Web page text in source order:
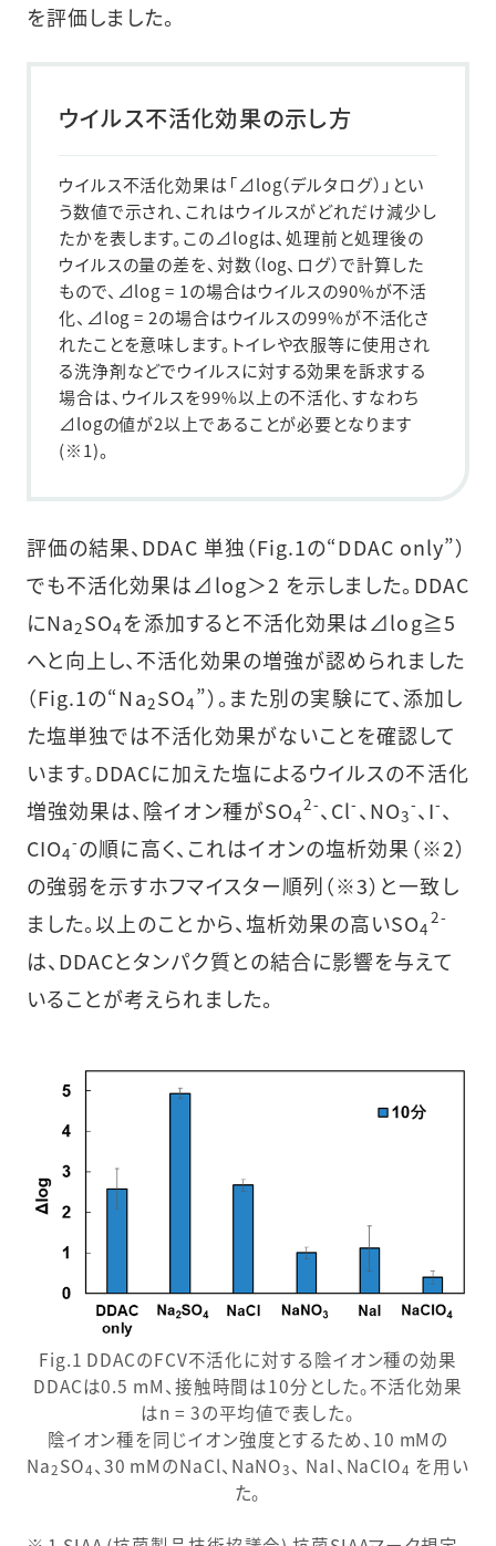
を評価しました。
ウイルス不活化効果の示し方
ウイルス不活化効果は「⊿log（デルタログ）」とい
う数値で示され、これはウイルスがどれだけ減少し
たかを表します。この⊿logは、処理前と処理後の
ウイルスの量の差を、対数（log、ログ）で計算した
もので、⊿log = 1の場合はウイルスの90%が不活
化、⊿log = 2の場合はウイルスの99%が不活化さ
れたことを意味します。トイレや衣服等に使用され
る洗浄剤などでウイルスに対する効果を訴求する
場合は、ウイルスを99%以上の不活化、すなわち
⊿logの値が2以上であることが必要となります
(※1)。
評価の結果、DDAC 単独（Fig.1の“DDAC only”）
でも不活化効果は⊿log＞2 を示しました。DDAC
にNa2SO4 を添加すると不活化効果は⊿log≧5
へと向上し、不活化効果の増強が認められました
（Fig.1の“Na2SO4”）。また別の実験にて、添加し
た塩単独では不活化効果がないことを確認して
います。DDACに加えた塩によるウイルスの不活化
増強効果は、陰イオン種がSO4
2-、Cl- 、NO3
-、I-、
CIO4
-の順に高く、これはイオンの塩析効果（※2）
の強弱を示すホフマイスター順列（※3）と一致し
ました。以上のことから、塩析効果の高いSO4
2-
は、DDACとタンパク質との結合に影響を与えて
いることが考えられました。
Fig.1 DDACのFCV不活化に対する陰イオン種の効果
DDACは0.5 mM、接触時間は10分とした。不活化効果
はn = 3の平均値で表した。
陰イオン種を同じイオン強度とするため、10 mMの
Na2SO4、30 mMのNaCl、NaNO3、 NaI、NaClO4 を用い
た。